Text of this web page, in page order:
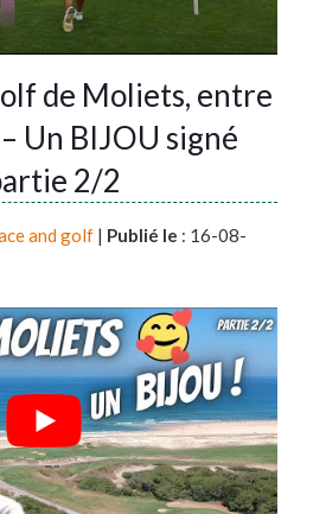
de Moliets, entre
Un BIJOU signé
2/2
and golf | Publié le : 16-08-